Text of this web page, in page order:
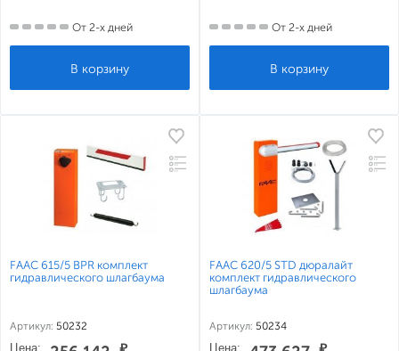
От 2-х дней От 2-х дней
FAAC 615/5 BPR комплект
гидравлического шлагбаума
Артикул: 50232
Цена: ₽
FAAC 620/5 STD дюралайт
комплект гидравлического
шлагбаума
Артикул: 50234
Цена: ₽